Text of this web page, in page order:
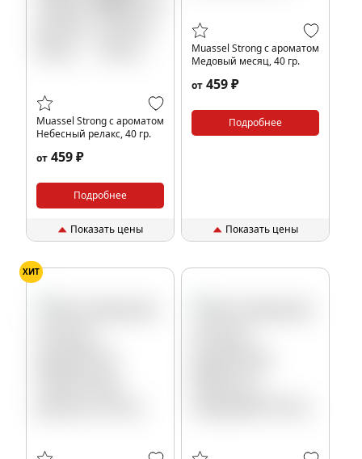
Muassel Strong с ароматом
Небесный релакс, 40 гр.
от 459 ₽
Подробнее
Показать цены
Muassel Strong с ароматом
Медовый месяц, 40 гр.
от 459 ₽
Подробнее
Показать цены
ХИТ